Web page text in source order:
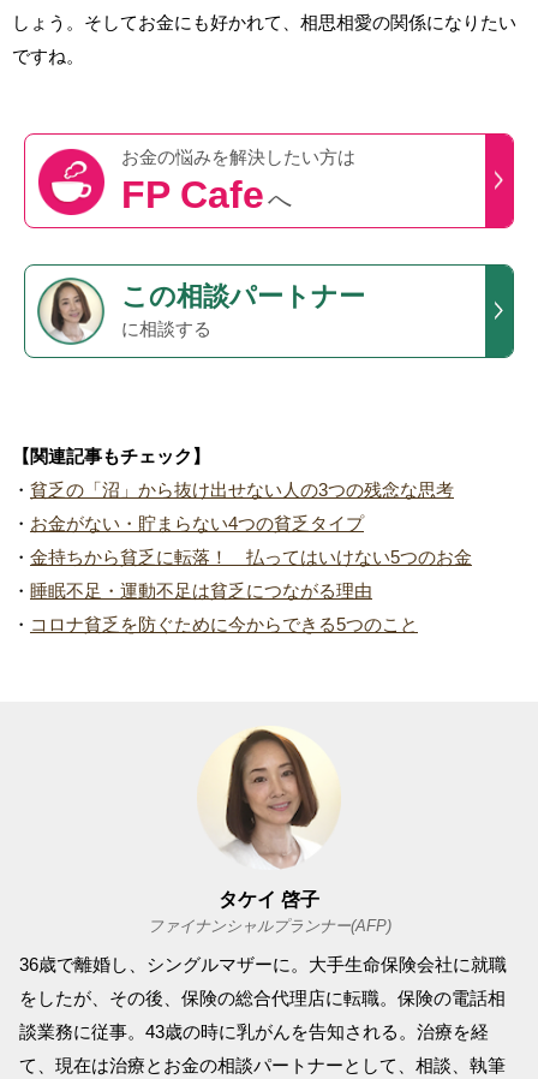
しょう。そしてお金にも好かれて、相思相愛の関係になりたい
ですね。
お金の悩みを解決したい方は
FP Cafeへ
この相談パートナー
に相談する
【関連記事もチェック】
・ 貧乏の「沼」から抜け出せない人の3つの残念な思考
・ お金がない・貯まらない4つの貧乏タイプ
・ 金持ちから貧乏に転落！ 払ってはいけない5つのお金
・ 睡眠不足・運動不足は貧乏につながる理由
・ コロナ貧乏を防ぐために今からできる5つのこと
タケイ 啓子
ファイナンシャルプランナー(AFP)
36歳で離婚し、シングルマザーに。大手生命保険会社に就職
をしたが、その後、保険の総合代理店に転職。保険の電話相
談業務に従事。43歳の時に乳がんを告知される。治療を経
て、現在は治療とお金の相談パートナーとして、相談、執筆